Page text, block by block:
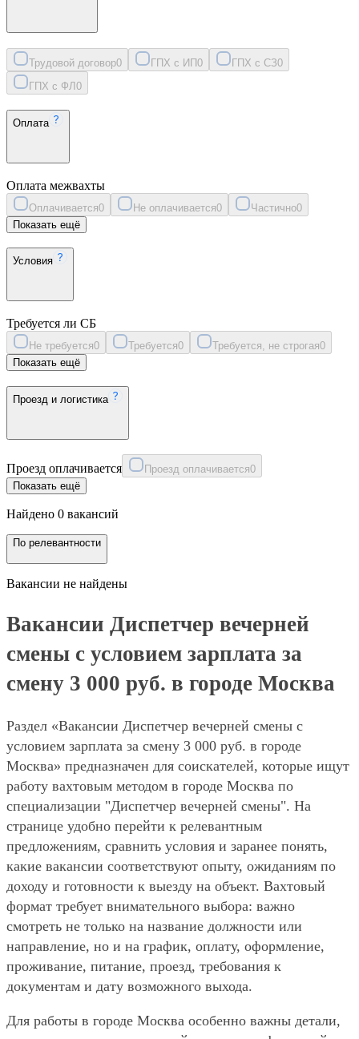
Трудовой договор0 ГПХ с ИП0 ГПХ с СЗ0
ГПХ с ФЛ 0
Оплата
Оплата межвахты
Оплачивается0 Не оплачивается0 Частично0
Показать ещё
Условия
Требуется ли СБ
Не требуется0 Требуется0 Требуется, не строгая0
Показать ещё
Проезд и логистика
Проезд оплачивается Проезд оплачивается0
Показать ещё
Найдено 0 вакансий
По релевантности
Вакансии не найдены
Вакансии Диспетчер вечерней
смены с условием зарплата за
смену 3 000 руб. в городе Москва
Раздел «Вакансии Диспетчер вечерней смены с
условием зарплата за смену 3 000 руб. в городе
Москва» предназначен для соискателей, которые ищут
работу вахтовым методом в городе Москва по
специализации "Диспетчер вечерней смены". На
странице удобно перейти к релевантным
предложениям, сравнить условия и заранее понять,
какие вакансии соответствуют опыту, ожиданиям по
доходу и готовности к выезду на объект. Вахтовый
формат требует внимательного выбора: важно
смотреть не только на название должности или
направление, но и на график, оплату, оформление,
проживание, питание, проезд, требования к
документам и дату возможного выхода.
Для работы в городе Москва особенно важны детали,